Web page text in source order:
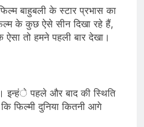
बाहुबली के स्टार प्रभास का
के कुछ ऐसे सीन दिखा रहे हैं,
तो हमने पहली बार देखा।
इन्हंे पहले और बाद की स्थिति
दुनिया कितनी आगे